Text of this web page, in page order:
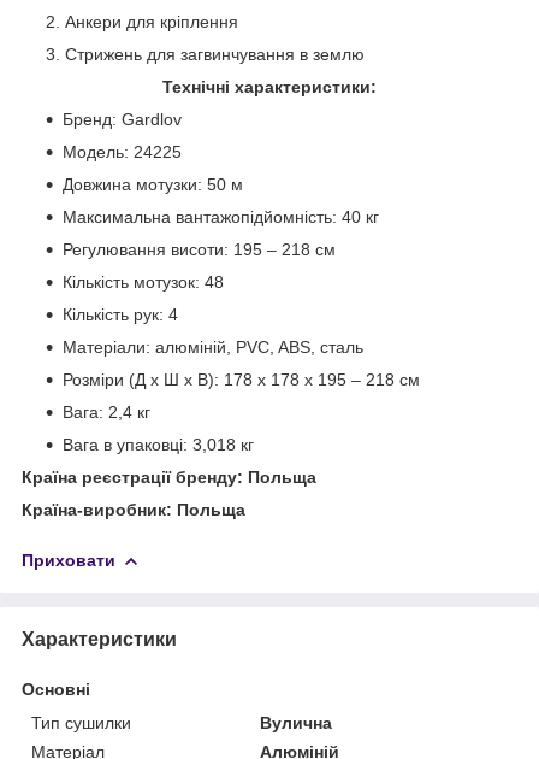
Анкери для кріплення
Стрижень для загвинчування в землю
Технічні характеристики:
Бренд: Gardlov
Модель: 24225
Довжина мотузки: 50 м
Максимальна вантажопідйомність: 40 кг
Регулювання висоти: 195 – 218 см
Кількість мотузок: 48
Кількість рук: 4
Матеріали: алюміній, PVC, ABS, сталь
Розміри (Д x Ш x В): 178 x 178 x 195 – 218 см
Вага: 2,4 кг
Вага в упаковці: 3,018 кг
Країна реєстрації бренду: Польща
Країна-виробник: Польща
Приховати
Характеристики
Основні
Тип сушилки
Вулична
Матеріал
Алюміній